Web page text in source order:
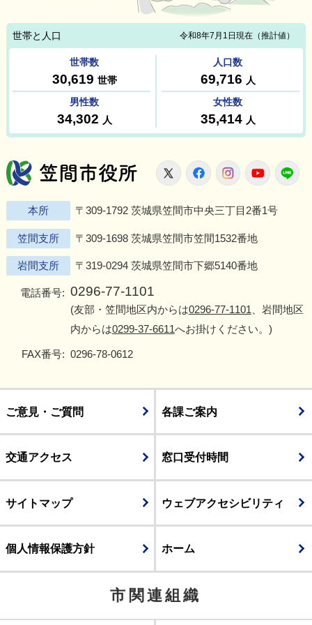
笠間市役所
X FacebookInstagram
本所 〒309-1792 茨城県笠間市中央三丁目2番1号
笠間支所 〒309-1698 茨城県笠間市笠間1532番地
岩間支所 〒319-0294 茨城県笠間市下郷5140番地
電話番号: 0296-77-1101
(友部・笠間地区内からは0296-77-1101 、岩間地区
内からは0299-37-6611へお掛けください。)
FAX番号: 0296-78-0612
ご意見・ご質問 各課ご案内
交通アクセス 窓口受付時間
サイトマップ ウェブアクセシビリティ
個人情報保護方針 ホーム
市関連組織